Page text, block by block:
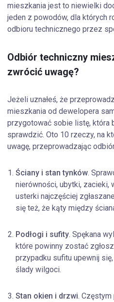
mieszkania jest to niewielki
jeden z powodów, dla których
odbioru technicznego przez
Odbiór techniczny
zwrócić uwagę?
Jeżeli uznałeś, że
mieszkania od dewelopera
przygotować sobie listę, która
sprawdzić. Oto 10 rzeczy, na
uwagę, przeprowadzając
Ściany i stan tynków.
nierówności, ubytki, zacieki,
usterki najczęściej
się też, że kąty między
Podłogi i sufity. Spękana
które powinny zostać
przypadku sufitu upewnij
ślady wilgoci.
Stan okien i drzwi.